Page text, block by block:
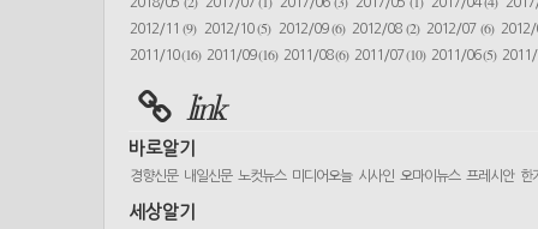
2012/11(9) 2012/10(5) 2012/09(6) 2012/08 (2) 2012/07 (6)
2011/10(16) 2011/09(16) 2011/08(6) 2011/07(10) 2011/06(5)
link
바로알기
경향신문 내일신문 노컷뉴스 미디어오늘 시사인 오마이뉴스 프레시안 한
세상알기